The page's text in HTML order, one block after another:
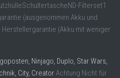
Filterset1
(ausgenommen Akku und
(Akku mit weniger
Ninjago, Duplo, Star Wars,
City, Creator Achtung Nicht für